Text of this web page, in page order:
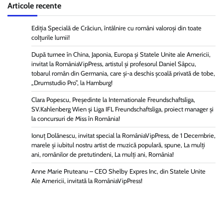
Articole recente
Ediția Specială de Crăciun, întâlnire cu români valoroși din toate
colțurile lumii!
După turnee în China, Japonia, Europa și Statele Unite ale Americii,
invitat la RomâniaVipPress, artistul și profesorul Daniel Sâpcu,
tobarul român din Germania, care și-a deschis școală privată de tobe,
„Drumstudio Pro”, la Hamburg!
Clara Popescu, Președinte la Internationale Freundschaftsliga,
SV.Kahlenberg Wien şi Liga IFL Freundschaftsliga, proiect manager și
la concursuri de Miss în România!
Ionuț Dolănescu, invitat special la RomâniaVipPress, de 1 Decembrie,
marele și iubitul nostru artist de muzică populară, spune, La mulți
ani, românilor de pretutindeni, La mulți ani, România!
Anne Marie Pruteanu – CEO Shelby Expres Inc, din Statele Unite
Ale Americii, invitată la RomâniaVipPress!